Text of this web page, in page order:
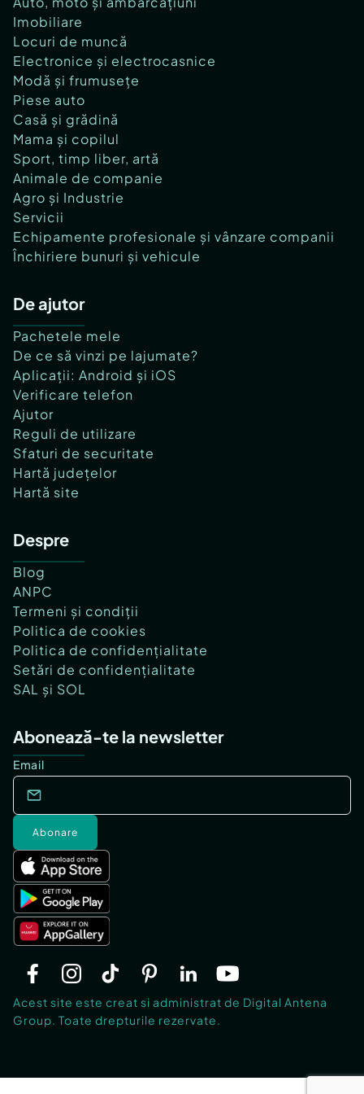
Cod ofertă / ID BLITZ: P142943
Id intern: P142943
Număr niveluri imobil:
Număr Băi:
Nr. locuri parcare:
Curent
Apă
Gaz
Imobiliare
Locuri de muncă
Electronice și electrocasnice
Modă și frumusețe
Piese auto
Casă și grădină
Mama și copilul
Sport, timp liber, artă
Animale de companie
Agro și Industrie
Servicii
Echipamente profesionale și vânzare companii
Închiriere bunuri și vehicule
De ajutor
Pachetele mele
De ce să vinzi pe lajumate?
Aplicații: Android și iOS
Verificare telefon
Ajutor
Reguli de utilizare
Sfaturi de securitate
Hartă județelor
Hartă site
Despre
Blog
ANPC
Termeni și condiții
Politica de cookies
Politica de confidențialitate
Setări de confidențialitate
SAL și SOL
Abonează-te la newsletter
Email
Abonare
Acest site este creat si administrat de Digital Antena
Group. Toate drepturile rezervate.